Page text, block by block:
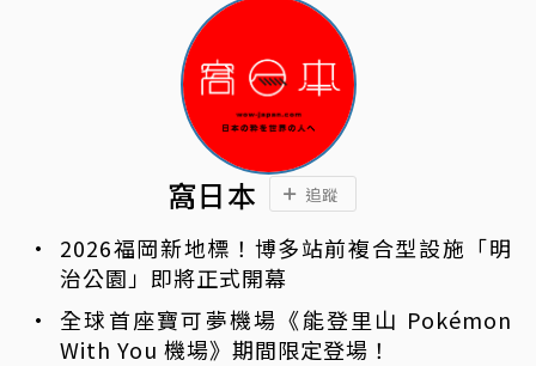
窩日本 追蹤
2026福岡新地標！博多站前複合型設施「明
治公園」即將正式開幕
全球首座寶可夢機場《能登里山 Pokémon
With You 機場》期間限定登場！